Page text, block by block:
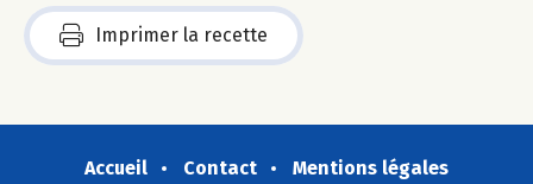
Imprimer la recette
Accueil Contact
Mentions légales